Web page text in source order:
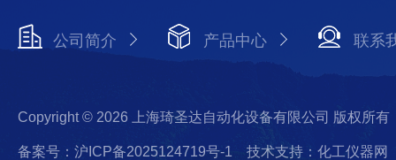
公司简介 产品中心 联系
Copyright © 2026 上海琦圣达自动化设备有限公司 版权所有
备案号：沪ICP备2025124719号-1
技术支持：化工仪器网